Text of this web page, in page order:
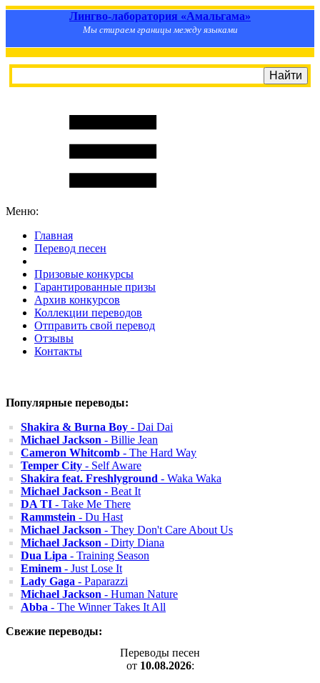
Лингво-лаборатория «Амальгама»
Мы стираем границы между языками
Меню:
Главная
Перевод песен
Призовые конкурсы
Гарантированные призы
Архив конкурсов
Коллекции переводов
Отправить свой перевод
Отзывы
Контакты
Популярные переводы:
Shakira & Burna Boy - Dai Dai
Michael Jackson - Billie Jean
Cameron Whitcomb - The Hard Way
Temper City - Self Aware
Shakira feat. Freshlyground - Waka Waka
Michael Jackson - Beat It
DA TI - Take Me There
Rammstein - Du Hast
Michael Jackson - They Don't Care About Us
Michael Jackson - Dirty Diana
Dua Lipa - Training Season
Eminem - Just Lose It
Lady Gaga - Paparazzi
Michael Jackson - Human Nature
Abba - The Winner Takes It All
Свежие переводы:
Переводы песен
от 10.08.2026: